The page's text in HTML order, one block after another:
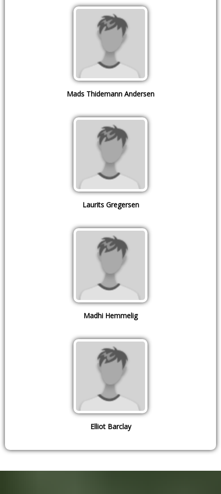
Mads Thidemann Andersen
Laurits Gregersen
Madhi Hemmelig
Elliot Barclay